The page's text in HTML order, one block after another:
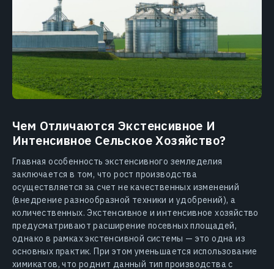
Чем Отличаются Экстенсивное И
Интенсивное Сельское Хозяйство?
Главная особенность экстенсивного земледелия
заключается в том, что рост производства
осуществляется за счет не качественных изменений
(внедрение разнообразной техники и удобрений), а
количественных. Экстенсивное и интенсивное хозяйство
предусматривают расширение посевных площадей,
однако в рамках экстенсивной системы — это одна из
основных практик. При этом уменьшается использование
химикатов, что роднит данный тип производства с